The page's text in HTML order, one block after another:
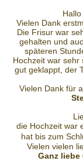
Hallo
Vielen Dank
Die Frisur war
gehalten und
späteren
Hochzeit war sehr
gut geklappt, der
Vielen Dank für
die Hochzeit war
hat bis zum
Vielen vielen
Ganz liebe